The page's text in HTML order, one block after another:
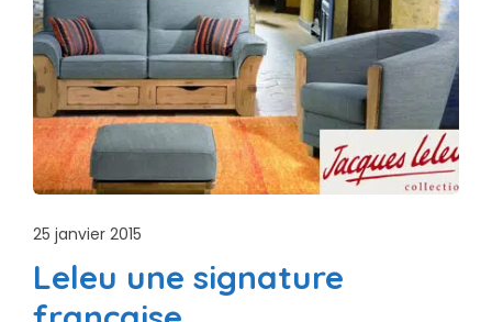
25 janvier 2015
Leleu une signature